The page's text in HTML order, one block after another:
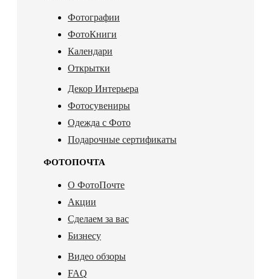
Фотографии
ФотоКниги
Календари
Открытки
Декор Интерьера
Фотосувениры
Одежда с Фото
Подарочные сертификаты
ФОТОПОЧТА
О ФотоПочте
Акции
Сделаем за вас
Бизнесу
Видео обзоры
FAQ